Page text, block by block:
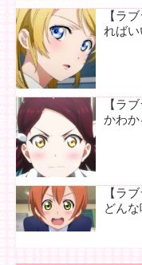
【ラ
ればい
【ラ
かわか
【ラ
どん